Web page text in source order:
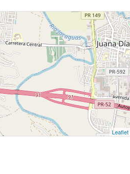
Leaflet